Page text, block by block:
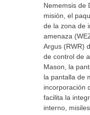
Nememsis de
misión, el
de la zona de
amenaza
Argus (RWR)
de control de
Mason, la
la pantalla de
incorporación
facilita la
interno,